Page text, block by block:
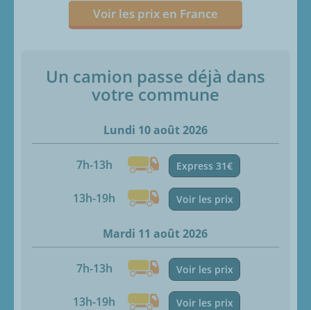
Voir les prix en France
Un camion passe déjà dans
votre commune
Lundi 10 août 2026
7h-13h Express 31€
13h-19h Voir les prix
Mardi 11 août 2026
7h-13h Voir les prix
13h-19h Voir les prix